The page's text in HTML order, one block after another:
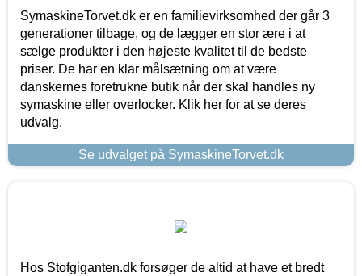
SymaskineTorvet.dk er en familievirksomhed der går 3
generationer tilbage, og de lægger en stor ære i at
sælge produkter i den højeste kvalitet til de bedste
priser. De har en klar målsætning om at være
danskernes foretrukne butik når der skal handles ny
symaskine eller overlocker. Klik her for at se deres
udvalg.
Se udvalget på SymaskineTorvet.dk
Hos Stofgiganten.dk forsøger de altid at have et bredt